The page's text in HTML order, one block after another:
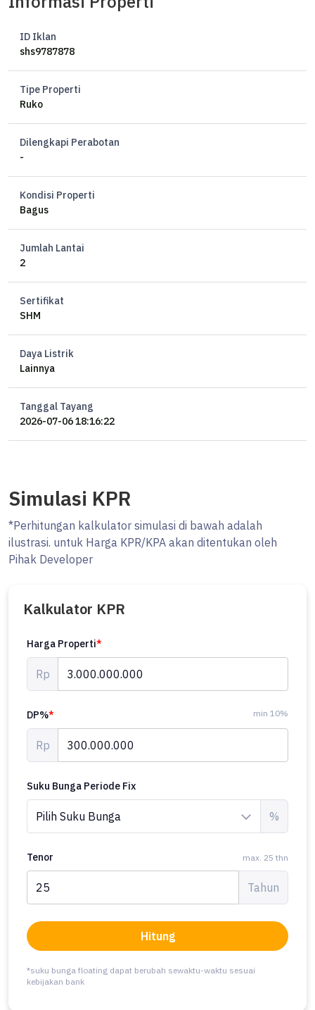
Harga 3 M
Dekat AMNI
Dekat ADA Majapahit
ID Iklan
shs9787878
Tipe Properti
Ruko
Dilengkapi Perabotan
-
Kondisi Properti
Bagus
Jumlah Lantai
2
Sertifikat
SHM
Daya Listrik
Lainnya
Tanggal Tayang
2026-07-06 18:16:22
Simulasi KPR
*Perhitungan kalkulator simulasi di bawah adalah
ilustrasi. untuk Harga KPR/KPA akan ditentukan oleh
Pihak Developer
Kalkulator KPR
Harga Properti*
Rp
DP%* min 10%
Rp
Suku Bunga Periode Fix
%
Tenor max. 25 thn
Tahun
Hitung
*suku bunga floating dapat berubah sewaktu-waktu sesuai
kebijakan bank